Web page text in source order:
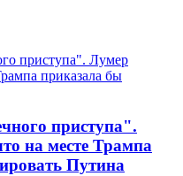
приступа".
на месте Трампа
Путина